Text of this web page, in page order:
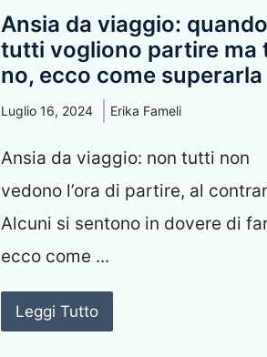
Ansia da viaggio: quando
tutti vogliono partire ma
no, ecco come superarla
Luglio 16, 2024 Erika Fameli
Ansia da viaggio: non tutti non
vedono l’ora di partire, al
Alcuni si sentono in dovere di
ecco come ...
Leggi Tutto